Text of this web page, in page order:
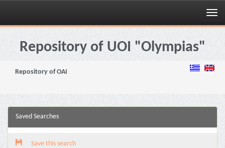
Skip
navigationRepository of UOI "Olympias"
Repository of OAI
Saved Searches
Save this search